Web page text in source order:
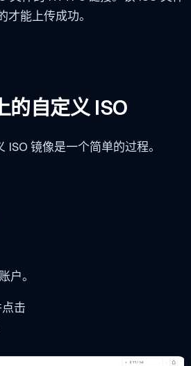
能上传成功。
的自定义 ISO
镜像是一个简单的过程。
户。
击